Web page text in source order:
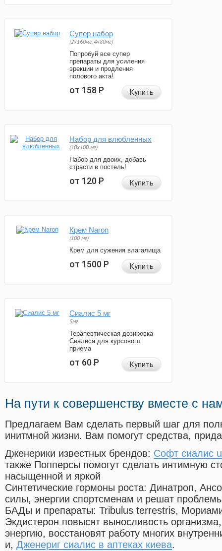
Супер набор
(2х160мг, 4х80мг)
Попробуй все супер
препараты для усиления
эрекции и продления
полового акта!
от 158Р Купить
Набор для влюбленных
(10х100 мг)
Набор для двоих, добавь
страсти в постель!
от 120Р Купить
Крем Naron
(100 мг)
Крем для сужения влагалища
от 1500Р Купить
Сиалис 5 мг
5мг
Терапевтическая дозировка
Сиалиса для курсового
приема
от 60Р Купить
На пути к совершенству вместе с
Предлагаем Вам сделать первый шаг для
инитмной жизни. Вам помогут средства,
Дженерики известных брендов: Софт сиалис
также Попперсы помогут сделать интимную
насыщенной и яркой
Синтетические гормоны роста: Динатроп,
силы, энергии спортсменам и решат
БАДы и препараты: Tribulus terrestris,
Экдистерон повысят выносливость
энергию, восстановят работу многих
и, Дженериг сиалис в аптеках киева.